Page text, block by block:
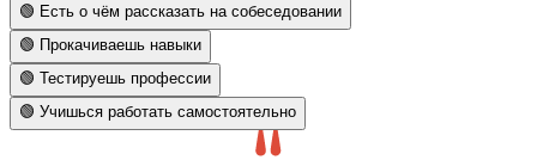
🟢 Есть о чём рассказать на собеседовании
🟢 Прокачиваешь навыки
🟢 Тестируешь профессии
🟢 Учишься работать самостоятельно